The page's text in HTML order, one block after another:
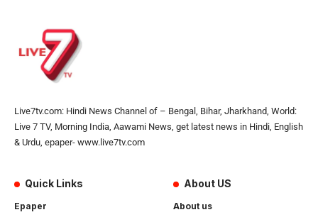
Live7tv.com: Hindi News Channel of – Bengal, Bihar, Jharkhand, World:
Live 7 TV, Morning India, Aawami News, get latest news in Hindi, English
& Urdu, epaper- www.live7tv.com
Quick Links
Epaper
About US
About us